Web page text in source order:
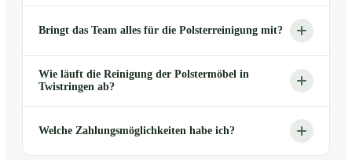
Bringt das Team alles für die Polsterreinigung mit?
Wie läuft die Reinigung der Polstermöbel in
Twistringen ab?
Welche Zahlungsmöglichkeiten habe ich?